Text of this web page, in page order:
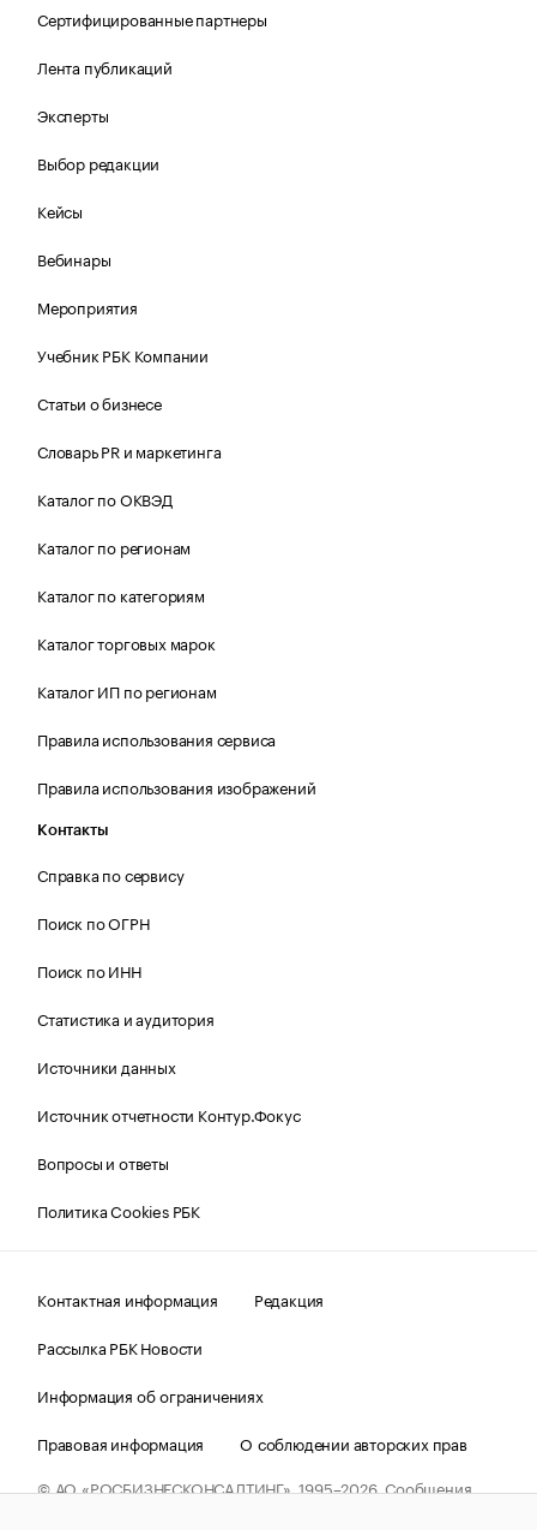
Сертифицированные партнеры
Лента публикаций
Эксперты
Выбор редакции
Кейсы
Вебинары
Мероприятия
Учебник РБК Компании
Статьи о бизнесе
Словарь PR и маркетинга
Каталог по ОКВЭД
Каталог по регионам
Каталог по категориям
Каталог торговых марок
Каталог ИП по регионам
Правила использования сервиса
Правила использования изображений
Контакты
Справка по сервису
Поиск по ОГРН
Поиск по ИНН
Статистика и аудитория
Источники данных
Источник отчетности Контур.Фокус
Вопросы и ответы
Политика Cookies РБК
Контактная информация
Редакция
Рассылка РБК Новости
Информация об ограничениях
Правовая информация
О соблюдении авторских прав
© АО «РОСБИЗНЕСКОНСАЛТИНГ»,1995–2026.Сообщения